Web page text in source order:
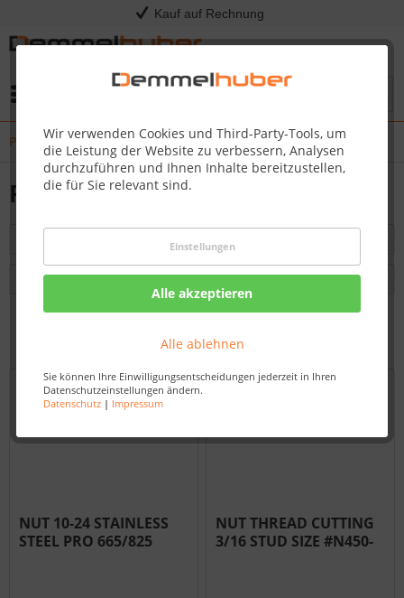
Kauf auf Rechnung
Wir verwenden Cookies und Third-Party-Tools, um
die Leistung der Website zu verbessern, Analysen
durchzuführen und Ihnen Inhalte bereitzustellen,
die für Sie relevant sind.
Einstellungen
Alle akzeptieren
Alle ablehnen
Sie können Ihre Einwilligungsentscheidungen jederzeit in Ihren
Datenschutzeinstellungen ändern.
Datenschutz| Impressum
PRO665
PRO665
NUT 10-24 STAINLESS
STEEL PRO 665/825
NUT THREAD CUTTING
3/16 STUD SIZE #N450-